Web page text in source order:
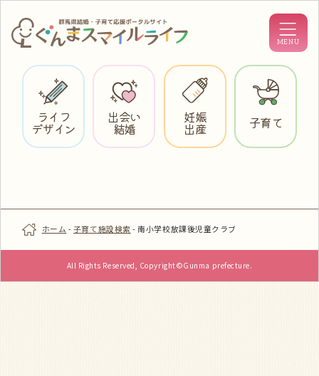
ライフ
デザイン
出会い
結婚
妊娠
出産 子育て
ホーム -子育て施設検索 -南小学校放課後児童クラブ
All Rights Reserved, Copyright©Gunma prefecture.